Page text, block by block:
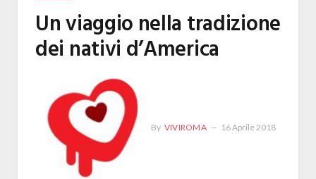
Un viaggio nella tradizione
dei nativi d’America
By VIVIROMA 16 Aprile 2018